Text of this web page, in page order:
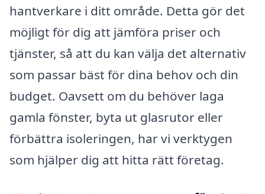
hantverkare i ditt område. Detta gör det
möjligt för dig att jämföra priser och
tjänster, så att du kan välja det alternativ
som passar bäst för dina behov och din
budget. Oavsett om du behöver laga
gamla fönster, byta ut glasrutor eller
förbättra isoleringen, har vi verktygen
som hjälper dig att hitta rätt företag.